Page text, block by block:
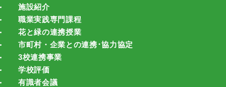
施設紹介
職業実践専門課程
花と緑の連携授業
市町村・企業との連携･協力協定
3校連携事業
学校評価
有識者会議